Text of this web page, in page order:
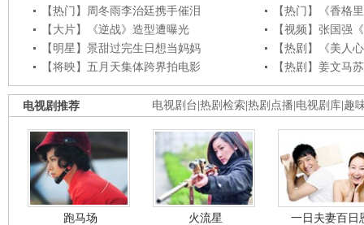
【热门】周冬雨李治廷携手催泪
【热门】《香格
【大片】《逆战》造型遭曝光
【视频】张国强
【明星】景甜过完生日想当妈妈
【热剧】《美人
【将映】五月天集体跨界拍电影
【热剧】姜文马
电视剧台 热剧检索 热剧点播 电视剧库 趣
电视剧推荐
跑马场 火流星 一日夫妻百日